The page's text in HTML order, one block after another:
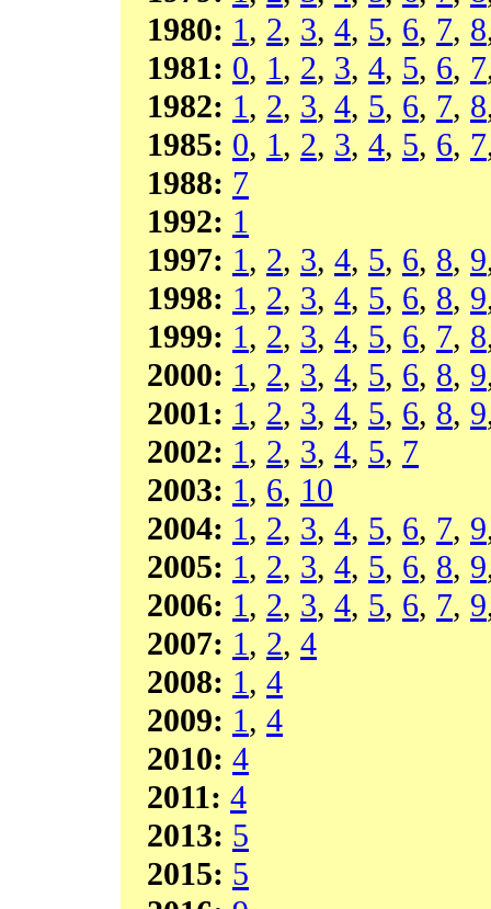
1980: 1, 2, 3, 4, 5, 6, 7, 8
1981: 0, 1, 2, 3, 4, 5, 6, 7
1982: 1, 2, 3, 4, 5, 6, 7, 8
1985: 0, 1, 2, 3, 4, 5, 6, 7
1988: 7
1992: 1
1997: 1, 2, 3, 4, 5, 6, 8, 9
1998: 1, 2, 3, 4, 5, 6, 8, 9
1999: 1, 2, 3, 4, 5, 6, 7, 8
2000: 1, 2, 3, 4, 5, 6, 8, 9
2001: 1, 2, 3, 4, 5, 6, 8, 9
2002: 1, 2, 3, 4, 5, 7
2003: 1, 6, 10
2004: 1, 2, 3, 4, 5, 6, 7, 9
2005: 1, 2, 3, 4, 5, 6, 8, 9
2006: 1, 2, 3, 4, 5, 6, 7, 9
2007: 1, 2, 4
2008: 1, 4
2009: 1, 4
2010: 4
2011: 4
2013: 5
2015: 5